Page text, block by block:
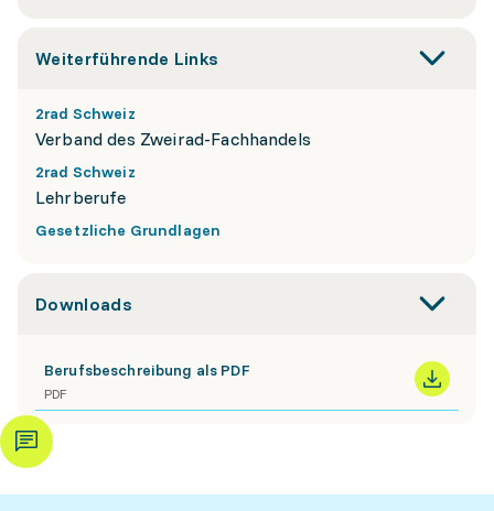
Weiterführende Links
2rad Schweiz
Verband des Zweirad-Fachhandels
2rad Schweiz
Lehrberufe
Gesetzliche Grundlagen
Downloads
Berufsbeschreibung als PDF
PDF